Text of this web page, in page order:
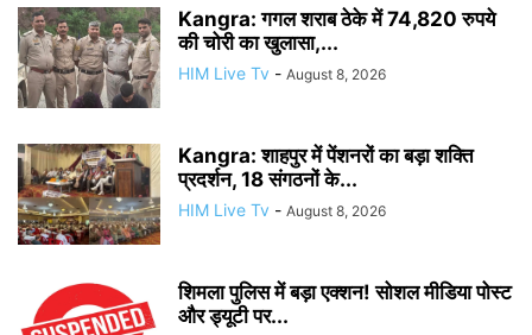
Kangra: गगल शराब ठेके में 74,820 रुपये
की चोरी का खुलासा,...
HIM Live Tv - August 8, 2026
Kangra: शाहपुर में पेंशनरों का बड़ा शक्ति
प्रदर्शन, 18 संगठनों के...
HIM Live Tv - August 8, 2026
शिमला पुलिस में बड़ा एक्शन! सोशल मीडिया पोस्ट
और ड्यूटी पर...